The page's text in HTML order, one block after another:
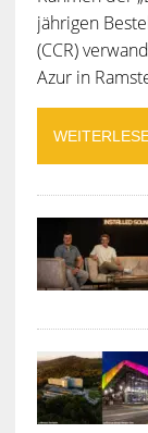
jährigen
(CCR)
Azur in